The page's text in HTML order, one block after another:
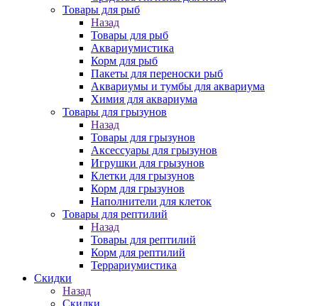
Товары для рыб
Назад
Товары для рыб
Аквариумистика
Корм для рыб
Пакеты для переноски рыб
Аквариумы и тумбы для аквариума
Химия для аквариума
Товары для грызунов
Назад
Товары для грызунов
Аксессуары для грызунов
Игрушки для грызунов
Клетки для грызунов
Корм для грызунов
Наполнители для клеток
Товары для рептилий
Назад
Товары для рептилий
Корм для рептилий
Террариумистика
Скидки
Назад
Скидки